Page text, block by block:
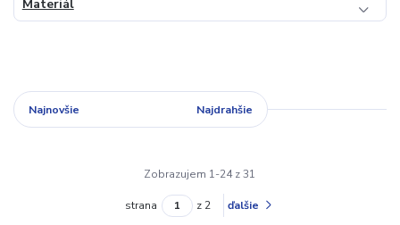
Materiál
Najnovšie Najdrahšie
Zobrazujem 1-24 z 31
strana z 2 ďalšie